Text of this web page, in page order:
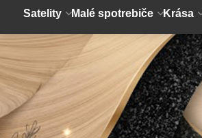
Satelity Malé spotrebiče Krása